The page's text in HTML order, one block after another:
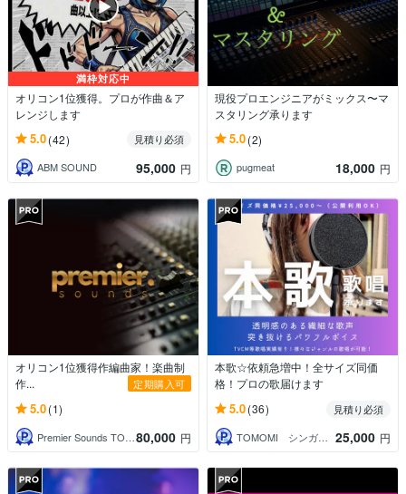
満枠対応中
オリコン1位獲得。プロが作曲＆ア
レンジします
5.0(42)
見積り必須
ABM SOUND
95,000 円
現役プロエンジニアがミックス〜マ
スタリング承ります
5.0(2)
pugmeat 18,000 円
オリコン1位獲得作編曲家！楽曲制
作...
定期購入可
5.0(1)
Premier Sounds TOKYO 80,000 円
本歌☆依頼急増中！全サイズ同価
格！プロの歌届けます
5.0(36)
見積り必須
TOMOMI シンガー・ボーカル講師
25,000 円